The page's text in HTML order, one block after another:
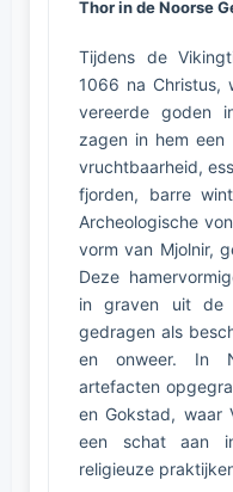
Thor in de Noorse
Tijdens de
1066 na Christus,
vereerde goden
zagen in hem een
vruchtbaarheid,
fjorden, barre
Archeologische
vorm van Mjolnir,
Deze
in graven uit de
gedragen als
en onweer. In
artefacten
en Gokstad, waar
een schat aan
religieuze